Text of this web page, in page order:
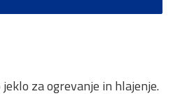
za ogrevanje in hlajenje.